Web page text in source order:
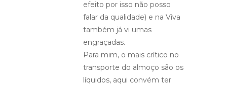
efeito por isso não posso
falar da qualidade) e na Viva
também já vi umas
engraçadas.
Para mim, o mais crítico no
transporte do almoço são os
líquidos, aqui convém ter